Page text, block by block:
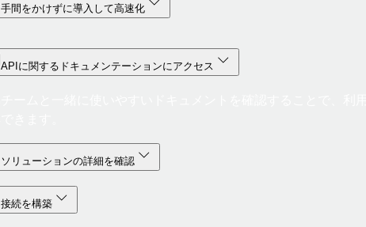
手間をかけずに導入して高速化
APIに関するドキュメンテーションにアクセス
ソリューションの詳細を確認
接続を構築